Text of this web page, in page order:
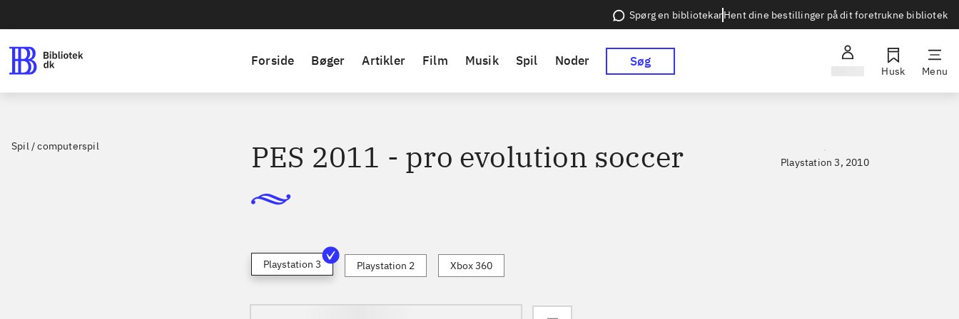
Spørg en bibliotekarHent dine bestillinger på dit foretrukne bibliotek
Forside Bøger Artikler Film Musik Spil Noder Søg
Husk Menu
Spil / computerspil
Playstation 3, 2010
PES 2011 - pro evolution soccer
Playstation 3 Playstation 2 Xbox 360